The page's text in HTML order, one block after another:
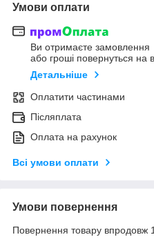
Умови оплати
Ви отримаєте замовлення
або гроші повернуться на
Детальніше
Оплатити частинами
Післяплата
Оплата на рахунок
Всі умови оплати
Умови повернення
Повернення товару впродовж